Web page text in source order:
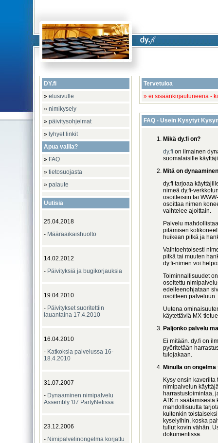
DY.fi
» etusivulle
» nimikysely
» päivitysohjelmat
» lyhyet linkit
Apua vailla?
» FAQ
» tietosuojasta
» palaute
Uutisia
25.04.2018
- Määräaikaishuolto
14.02.2012
- Päivityksiä ja bugikorjauksia
19.04.2010
- Päivitykset suoritettiin
lauantaina 17.4.2010
16.04.2010
- Katkoksia palvelussa 16-
18.4.2010
31.07.2007
- Dynaaminen nimipalvelu
Assembly '07 PartyNetissä
23.12.2006
- Nimipalvelinongelma korjattu
Tervetuloa
» ei sisäänkirjautuneena -
FAQ - Usein Kysytyt
Mikä dy.fi on?
dy.fi on ilmainen
suomalaisille
Mitä on
dy.fi tarjoaa
nimeä dy.fi-
osoitteisiin tai
osoittaa nimen
vaihtelee ajoittain.
Palvelu
pitämisen
huikean pitkä ja
Vaihtoehtoisesti
pitkä tai muuten
dy.fi-nimen voi
Toiminnallisuudet
osoitettu
edelleenohjataan
osoitteen palveluun.
Uutena
käytettäviä MX-
Paljonko palvelu
Ei mitään. dy.fi on
pyöritetään
tulojakaan.
Minulla on
Kysy ensin
nimipalvelun
harrastustoimintaa,
ATK:n
mahdollisuutta
kuitenkin
kyselyihin, koska
tullut kovin vähän.
dokumentissa.